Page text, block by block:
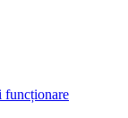
funcționare